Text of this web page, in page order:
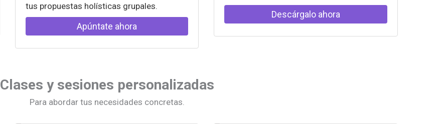
tus propuestas holísticas grupales.
Apúntate ahora
Descárgalo ahora
Clases y sesiones personalizadas
Para abordar tus necesidades concretas.